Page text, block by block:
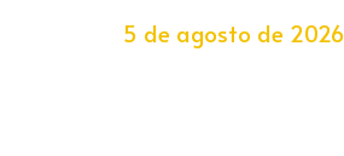
5 de agosto de 2026